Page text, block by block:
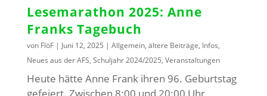
Lesemarathon 2025: Anne
Franks Tagebuch
von FlöF| Juni 12, 2025 | Allgemein, ältere Beiträge, Infos,
Neues aus der AFS, Schuljahr 2024/2025, Veranstaltungen
Heute hätte Anne Frank ihren 96. Geburtstag